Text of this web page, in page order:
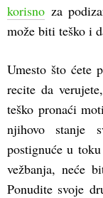
korisno za
može biti teško i
Umesto što ćete
recite da
teško pronaći
njihovo stanje
postignuće u
vežbanja, neće
Ponudite svoje